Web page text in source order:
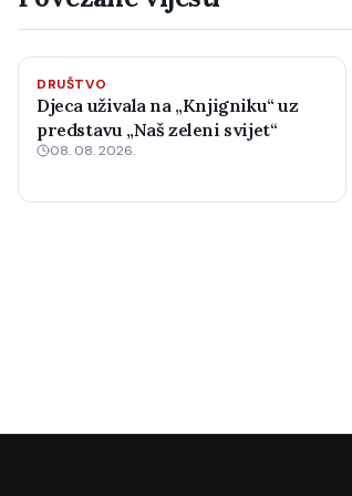
DRUŠTVO
Djeca uživala na „Knjigniku“ uz
predstavu „Naš zeleni svijet“
08. 08. 2026.